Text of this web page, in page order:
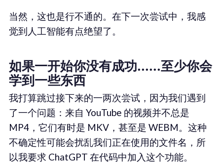
当然，这也是行不通的。在下一次尝试中，我感
觉到人工智能有点绝望了。
如果一开始你没有成功......至少你会
学到一些东西
我打算跳过接下来的一两次尝试，因为我们遇到
了一个问题：来自 YouTube 的视频并不总是
MP4，它们有时是 MKV，甚至是 WEBM。这种
不确定性可能会扰乱我们正在使用的文件名，所
以我要求 ChatGPT 在代码中加入这个功能。